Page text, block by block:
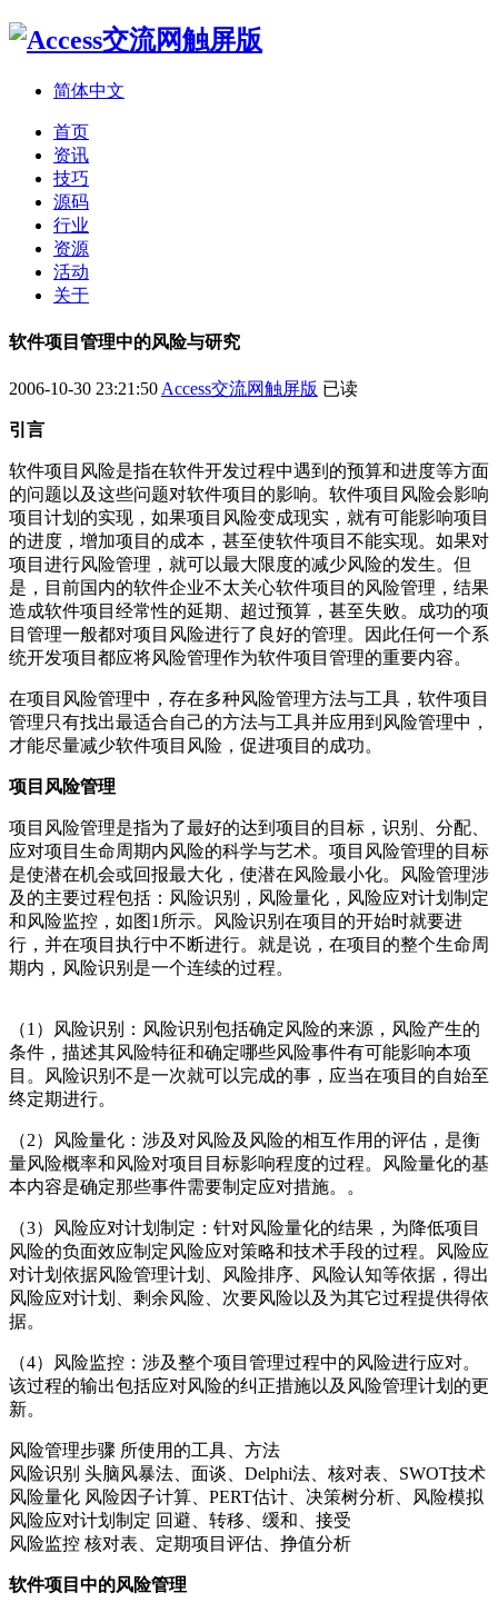
简体中文
首页
资讯
技巧
源码
行业
资源
活动
关于
软件项目管理中的风险与研究
2006-10-30 23:21:50 Access交流网触屏版 已读
引言
软件项目风险是指在软件开发过程中遇到的预算和进度等方面
的问题以及这些问题对软件项目的影响。软件项目风险会影响
项目计划的实现，如果项目风险变成现实，就有可能影响项目
的进度，增加项目的成本，甚至使软件项目不能实现。如果对
项目进行风险管理，就可以最大限度的减少风险的发生。但
是，目前国内的软件企业不太关心软件项目的风险管理，结果
造成软件项目经常性的延期、超过预算，甚至失败。成功的项
目管理一般都对项目风险进行了良好的管理。因此任何一个系
统开发项目都应将风险管理作为软件项目管理的重要内容。
在项目风险管理中，存在多种风险管理方法与工具，软件项目
管理只有找出最适合自己的方法与工具并应用到风险管理中，
才能尽量减少软件项目风险，促进项目的成功。
项目风险管理
项目风险管理是指为了最好的达到项目的目标，识别、分配、
应对项目生命周期内风险的科学与艺术。项目风险管理的目标
是使潜在机会或回报最大化，使潜在风险最小化。风险管理涉
及的主要过程包括：风险识别，风险量化，风险应对计划制定
和风险监控，如图1所示。风险识别在项目的开始时就要进
行，并在项目执行中不断进行。就是说，在项目的整个生命周
期内，风险识别是一个连续的过程。
（1）风险识别：风险识别包括确定风险的来源，风险产生的
条件，描述其风险特征和确定哪些风险事件有可能影响本项
目。风险识别不是一次就可以完成的事，应当在项目的自始至
终定期进行。
（2）风险量化：涉及对风险及风险的相互作用的评估，是衡
量风险概率和风险对项目目标影响程度的过程。风险量化的基
本内容是确定那些事件需要制定应对措施。。
（3）风险应对计划制定：针对风险量化的结果，为降低项目
风险的负面效应制定风险应对策略和技术手段的过程。风险应
对计划依据风险管理计划、风险排序、风险认知等依据，得出
风险应对计划、剩余风险、次要风险以及为其它过程提供得依
据。
（4）风险监控：涉及整个项目管理过程中的风险进行应对。
该过程的输出包括应对风险的纠正措施以及风险管理计划的更
新。
风险管理步骤 所使用的工具、方法
风险识别 头脑风暴法、面谈、Delphi法、核对表、SWOT技术
风险量化 风险因子计算、PERT估计、决策树分析、风险模拟
风险应对计划制定 回避、转移、缓和、接受
风险监控 核对表、定期项目评估、挣值分析
软件项目中的风险管理